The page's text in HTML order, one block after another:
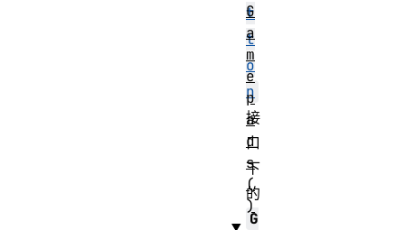
t
t
o
n
接
口
下
的
G
G
a
m
e
p
a
d
s
(
)